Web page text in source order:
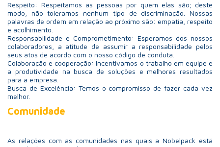
Respeito: Respeitamos as pessoas por quem elas são; deste
modo, não toleramos nenhum tipo de discriminação. Nossas
palavras de ordem em relação ao próximo são: empatia, respeito
e acolhimento.
Responsabilidade e Comprometimento: Esperamos dos nossos
colaboradores, a atitude de assumir a responsabilidade pelos
seus atos de acordo com o nosso código de conduta.
Colaboração e cooperação: Incentivamos o trabalho em equipe e
a produtividade na busca de soluções e melhores resultados
para a empresa.
Busca de Excelência: Temos o compromisso de fazer cada vez
melhor.
Comunidade
As relações com as comunidades nas quais a Nobelpack está